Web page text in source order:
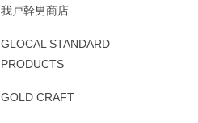
我戸幹男商店
GLOCAL STANDARD
PRODUCTS
GOLD CRAFT